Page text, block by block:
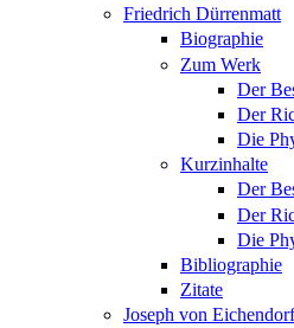
Friedrich Dürrenmatt
Biographie
Zum Werk
Der
Der
Die
Kurzinhalte
Der
Der
Die
Bibliographie
Zitate
Joseph von